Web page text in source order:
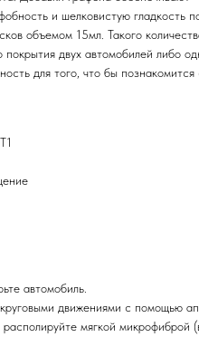
и шелковистую гладкость
объемом 15мл. Такого
покрытия двух автомобилей либо
для того, что бы
автомобиль.
движениями с помощью
мягкой микрофиброй